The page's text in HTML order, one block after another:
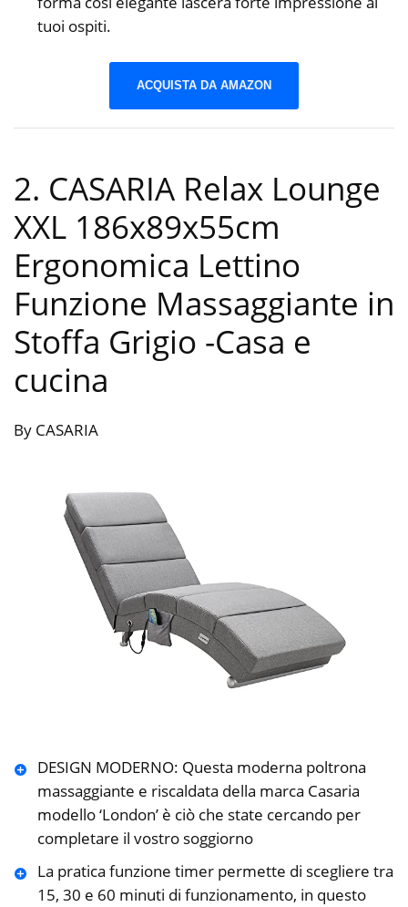
tuoi ospiti.
ACQUISTA DA AMAZON
2. CASARIA Relax Lounge
XXL 186x89x55cm
Ergonomica Lettino
Funzione Massaggiante in
Stoffa Grigio -Casa e
cucina
By CASARIA
DESIGN MODERNO: Questa moderna poltrona
massaggiante e riscaldata della marca Casaria
modello ‘London’ è ciò che state cercando per
completare il vostro soggiorno
La pratica funzione timer permette di scegliere tra
15, 30 e 60 minuti di funzionamento, in questo